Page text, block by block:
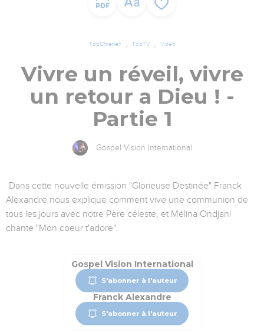
TopChrétien TopTV Vidéo
Vivre un réveil, vivre
un retour a Dieu ! -
Partie 1
Gospel Vision International
Dans cette nouvelle émission "Glorieuse Destinée" Franck
Alexandre nous explique comment vive une communion de
tous les jours avec notre Père céleste, et Mélina Ondjani
chante "Mon coeur t'adore".
Gospel Vision International
S'abonner à l'auteur
Franck Alexandre
S'abonner à l'auteur